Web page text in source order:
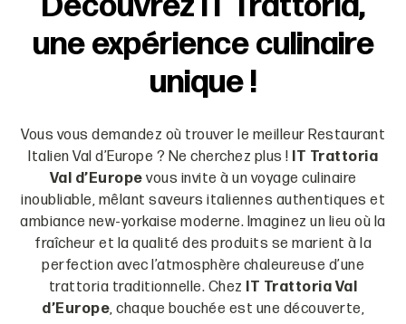
une expérience culinaire
unique !
Vous vous demandez où trouver le meilleur Restaurant
Italien Val d’Europe ? Ne cherchez plus ! IT Trattoria
Val d’Europe vous invite à un voyage culinaire
inoubliable, mêlant saveurs italiennes authentiques et
ambiance new-yorkaise moderne. Imaginez un lieu où la
fraîcheur et la qualité des produits se marient à la
perfection avec l’atmosphère chaleureuse d’une
trattoria traditionnelle. Chez IT Trattoria Val
d’Europe, chaque bouchée est une découverte,